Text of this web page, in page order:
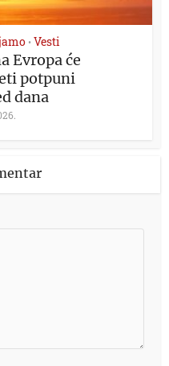
• Vesti
Evropa će
potpuni
dana